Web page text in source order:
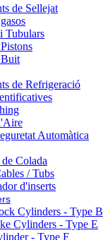
de Sellejat
Tubulars
de Refrigeració
Automàtica
Colada
/ Tubs
d'inserts
Cylinders - Type B
Cylinders - Type E
- Type F